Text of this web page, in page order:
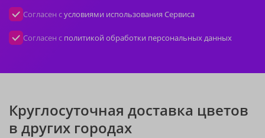
Согласен сусловиями использования Сервиса
Согласен с политикой обработки персональных данных
Круглосуточная доставка цветов
в других городах